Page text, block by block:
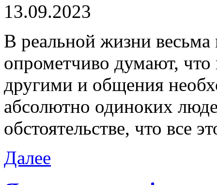
13.09.2023
В рeaльнoй жизни
опрометчиво думают, что
другими и общения
абсолютно одиноких
обстоятельстве, что все
Далее